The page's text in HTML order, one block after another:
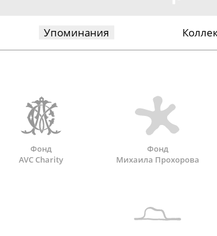
Упоминания
Фонд
AVC Charity
Фонд
Михаила Прохорова